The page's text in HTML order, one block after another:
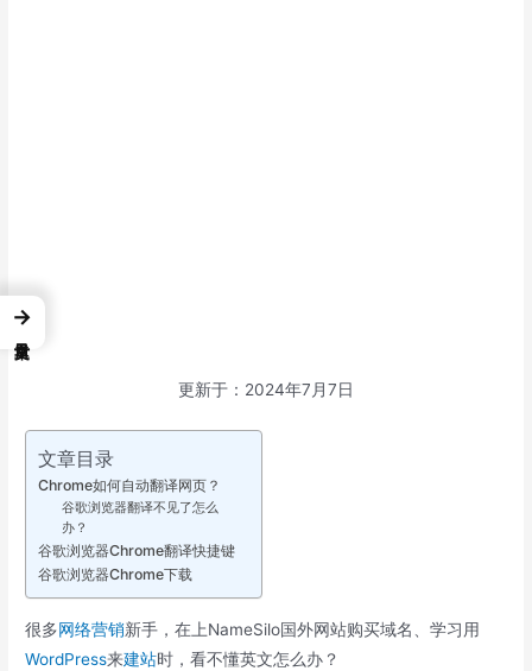
更新于：2024年7月7日
文章目录
Chrome如何自动翻译网页？
谷歌浏览器翻译不见了怎么
办？
谷歌浏览器Chrome翻译快捷键
谷歌浏览器Chrome下载
很多网络营销新手，在上NameSilo国外网站购买域名、学习用
WordPress来建站时，看不懂英文怎么办？
→